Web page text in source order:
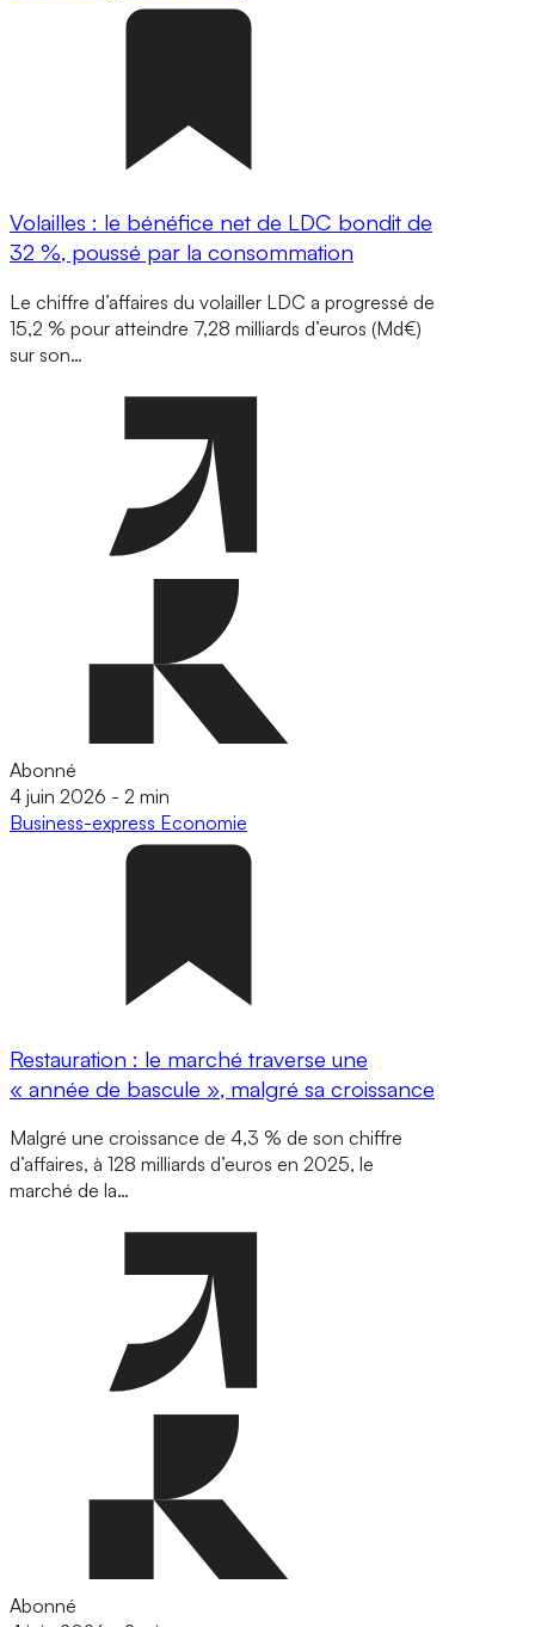
Volailles : le bénéfice net de LDC bondit de
32 %, poussé par la consommation
Le chiffre d’affaires du volailler LDC a progressé de
15,2 % pour atteindre 7,28 milliards d’euros (Md€)
sur son…
Abonné
4 juin 2026 - 2 min
Business-express Economie
Restauration : le marché traverse une
« année de bascule », malgré sa croissance
Malgré une croissance de 4,3 % de son chiffre
d’affaires, à 128 milliards d’euros en 2025, le
marché de la…
Abonné